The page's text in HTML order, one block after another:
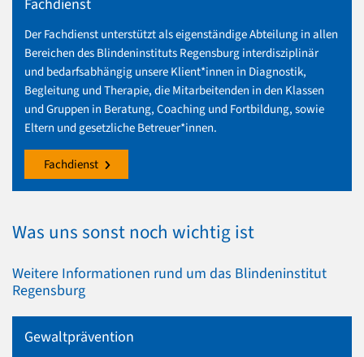
Fachdienst
Der Fachdienst unterstützt als eigenständige Abteilung in allen
Bereichen des Blindeninstituts Regensburg interdisziplinär
und bedarfsabhängig unsere Klient*innen in Diagnostik,
Begleitung und Therapie, die Mitarbeitenden in den Klassen
und Gruppen in Beratung, Coaching und Fortbildung, sowie
Eltern und gesetzliche Betreuer*innen.
Fachdienst
Was uns sonst noch wichtig ist
Weitere Informationen rund um das Blindeninstitut
Regensburg
Gewaltprävention